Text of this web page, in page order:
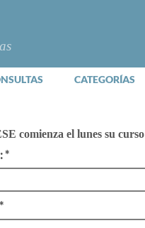
CATEGORÍAS
comienza el lunes su
*